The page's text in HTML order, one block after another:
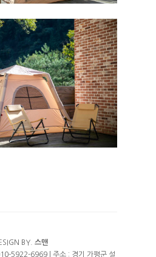
BY. 스맨
5922-6969 | 주소 : 경기 가평군 설